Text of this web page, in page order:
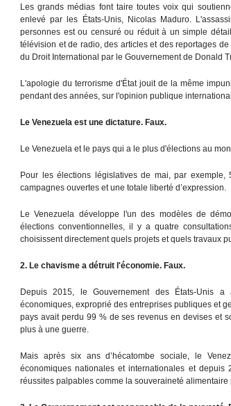
Les grands médias font taire toutes voix qui
enlevé par les États-Unis, Nicolas Maduro.
personnes est ou censuré ou réduit à un simple
télévision et de radio, des articles et des reportages
du Droit International par le Gouvernement de Donald
L'apologie du terrorisme d'État jouit de la même
pendant des années, sur l'opinion publique
Le Venezuela est une dictature. Faux.
Le Venezuela et le pays qui a le plus d'élections au
Pour les élections législatives de mai, par
campagnes ouvertes et une totale liberté d’expression.
Le Venezuela développe l'un des modèles de
élections conventionnelles, il y a quatre
choisissent directement quels projets et quels travaux
2. Le chavisme a détruit l'économie. Faux.
Depuis 2015, le Gouvernement des États-Unis
économiques, exproprié des entreprises publiques et
pays avait perdu 99 % de ses revenus en devises et
plus à une guerre.
Mais après six ans d’hécatombe sociale, le
économiques nationales et internationales et
réussites palpables comme la souveraineté alimentaire